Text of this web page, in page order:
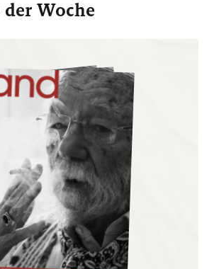
der Woche